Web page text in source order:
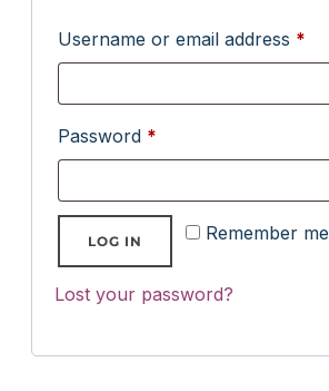
Username or email address *
Password *
t
r
Remember me
LOG IN
Lost your password?